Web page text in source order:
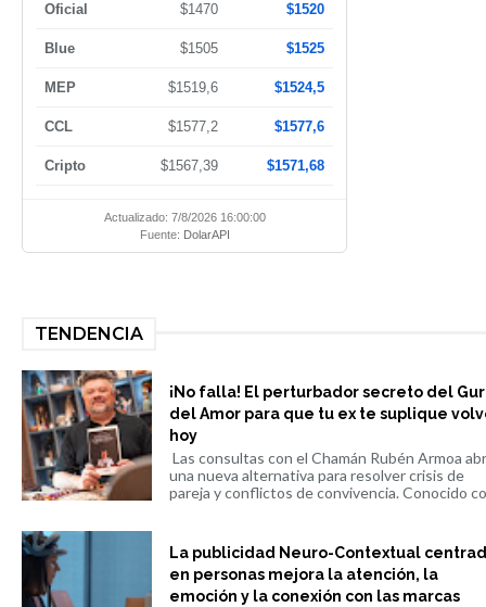
Oficial $1470 $1520
Blue $1505 $1525
MEP $1519,6 $1524,5
CCL $1577,2 $1577,6
Cripto $1567,39 $1571,68
Actualizado: 7/8/2026 16:00:00
Fuente: DolarAPI
TENDENCIA
¡No falla! El perturbador secreto del
del Amor para que tu ex te suplique
hoy
Las consultas con el Chamán Rubén Armoa
una nueva alternativa para resolver crisis de
pareja y conflictos de convivencia. Conocido
La publicidad Neuro-Contextual
en personas mejora la atención, la
emoción y la conexión con las marcas